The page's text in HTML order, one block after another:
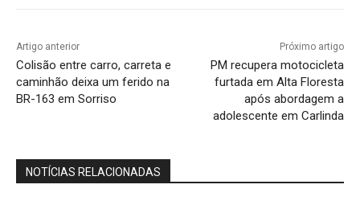
Artigo anterior
Colisão entre carro, carreta e
caminhão deixa um ferido na
BR-163 em Sorriso
Próximo artigo
PM recupera motocicleta
furtada em Alta Floresta
após abordagem a
adolescente em Carlinda
NOTÍCIAS RELACIONADAS